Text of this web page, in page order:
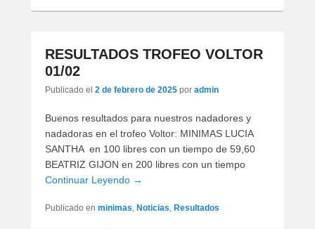
RESULTADOS TROFEO VOLTOR
01/02
Publicado el 2 de febrero de 2025 por admin
Buenos resultados para nuestros nadadores y
nadadoras en el trofeo Voltor: MINIMAS LUCIA
SANTHA en 100 libres con un tiempo de 59,60
BEATRIZ GIJON en 200 libres con un tiempo
Continuar Leyendo →
Publicado en minimas, Noticias, Resultados